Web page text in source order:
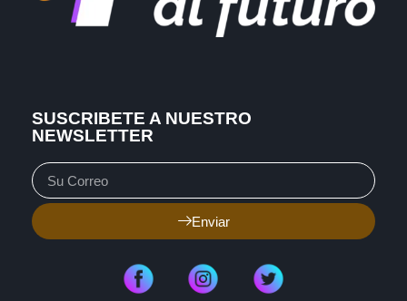
SUSCRIBETE A NUESTRO
NEWSLETTER
Enviar